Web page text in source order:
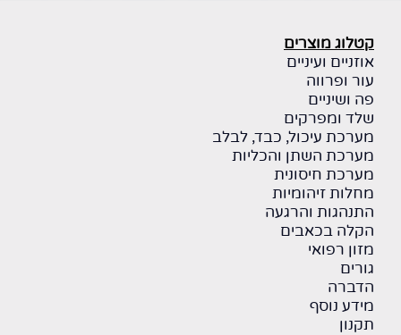
קטלוג מוצרים
אוזניים ועיניים
עור ופרווה
פה ושיניים
שלד ומפרקים
מערכת עיכול, כבד, לבלב
מערכת השתן והכליות
מערכת חיסונית
מחלות זיהומיות
התנהגות והרגעה
הקלה בכאבים
מזון רפואי
גורים
הדברה
מידע נוסף
תקנון